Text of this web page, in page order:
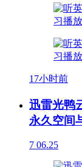
17小时前
迅雷光鸭
永久空间
7 06.25